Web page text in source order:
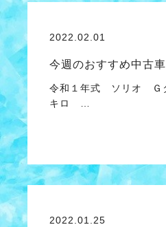
2022.02.01
今週のおすすめ中古車
令和１年式 ソリオ Ｇ
キロ …
2022.01.25